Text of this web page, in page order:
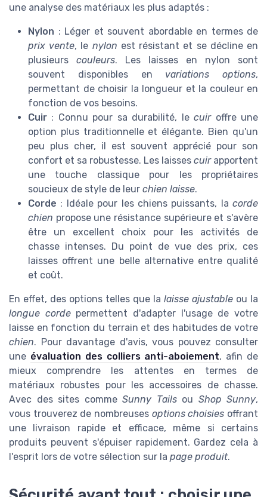
une analyse des matériaux les plus adaptés :
Nylon : Léger et souvent abordable en termes de
prix vente, le nylon est résistant et se décline en
plusieurs couleurs. Les laisses en nylon sont
souvent disponibles en variations options,
permettant de choisir la longueur et la couleur en
fonction de vos besoins.
Cuir : Connu pour sa durabilité, lecuiroffre une
option plus traditionnelle et élégante. Bien qu'un
peu plus cher, il est souvent apprécié pour son
confort et sa robustesse. Les laisses cuirapportent
une touche classique pour les propriétaires
soucieux de style de leur chien laisse.
Corde : Idéale pour les chiens puissants, la corde
chien propose une résistance supérieure et s'avère
être un excellent choix pour les activités de
chasse intenses. Du point de vue des prix, ces
laisses offrent une belle alternative entre qualité
et coût.
En effet, des options telles que la laisse ajustable ou la
longue cordepermettent d'adapter l'usage de votre
laisse en fonction du terrain et des habitudes de votre
chien. Pour davantage d'avis, vous pouvez consulter
une évaluation des colliers anti-aboiement, afin de
mieux comprendre les attentes en termes de
matériaux robustes pour les accessoires de chasse.
Avec des sites comme Sunny Tailsou Shop Sunny,
vous trouverez de nombreuses options choisies offrant
une livraison rapide et efficace, même si certains
produits peuvent s'épuiser rapidement. Gardez cela à
l'esprit lors de votre sélection sur la page produit.